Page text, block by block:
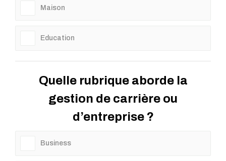
Maison
Education
Quelle rubrique aborde la
gestion de carrière ou
d’entreprise ?
Business